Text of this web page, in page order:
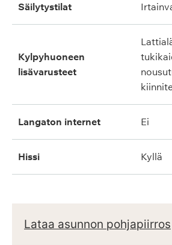
säilytystilat
kylpyhuoneen
lisävarusteet
lattialämmitys,
langaton internet ei
hissi kyllä
Lataa asunnon pohjapiirros